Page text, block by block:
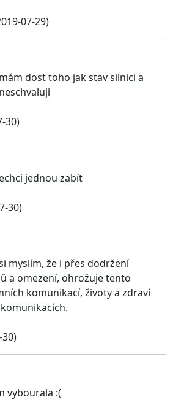
07-29)
dost toho jak stav silnici a
30)
jednou zabít
30)
myslím, že i přes dodržení
a omezení, ohrožuje tento
komunikací, životy a zdraví
vybourala :(